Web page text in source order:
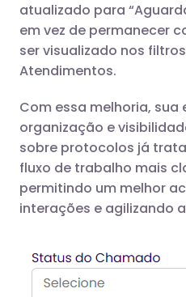
atualizado para
em vez de permanecer
ser visualizado nos
Atendimentos.
Com essa melhoria, sua
organização e
sobre protocolos já
fluxo de trabalho mais
permitindo um melhor
interações e agilizando